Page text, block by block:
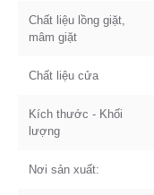
Chất liệu lồng giặt,
mâm giặt
Chất liệu cửa
Kích thước - Khối
lượng
Nơi sản xuất: